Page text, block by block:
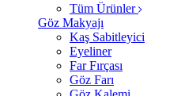
Tüm Ürünler
Göz Makyajı
Kaş Sabitleyici
Eyeliner
Far Fırçası
Göz Farı